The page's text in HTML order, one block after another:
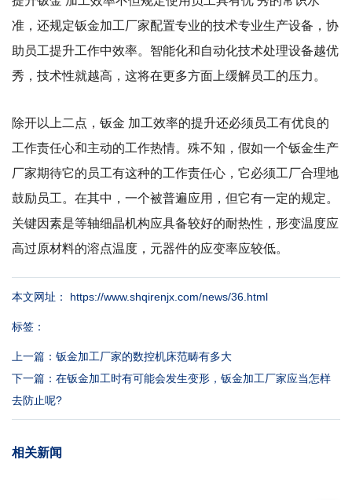
准，还规定钣金加工厂家配置专业的技术专业生产设备，协
助员工提升工作中效率。智能化和自动化技术处理设备越优
秀，技术性就越高，这将在更多方面上缓解员工的压力。
除开以上二点，钣金 加工效率的提升还必须员工有优良的
工作责任心和主动的工作热情。殊不知，假如一个钣金生产
厂家期待它的员工有这种的工作责任心，它必须工厂合理地
鼓励员工。在其中，一个被普遍应用，但它有一定的规定。
关键因素是等轴细晶机构应具备较好的耐热性，形变温度应
高过原材料的溶点温度，元器件的应变率应较低。
本文网址： https://www.shqirenjx.com/news/36.html
标签：
上一篇： 钣金加工厂家的数控机床范畴有多大
下一篇： 在钣金加工时有可能会发生变形，钣金加工厂家应当怎样
去防止呢?
相关新闻